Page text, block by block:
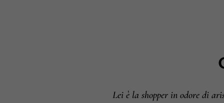
Lei è la shopper in odore di